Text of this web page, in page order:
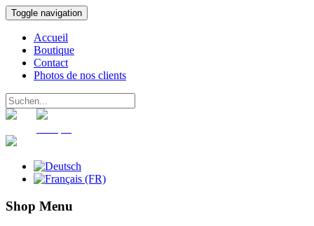
Toggle navigation
Accueil
Boutique
Contact
Photos de nos clients
Shop Menu